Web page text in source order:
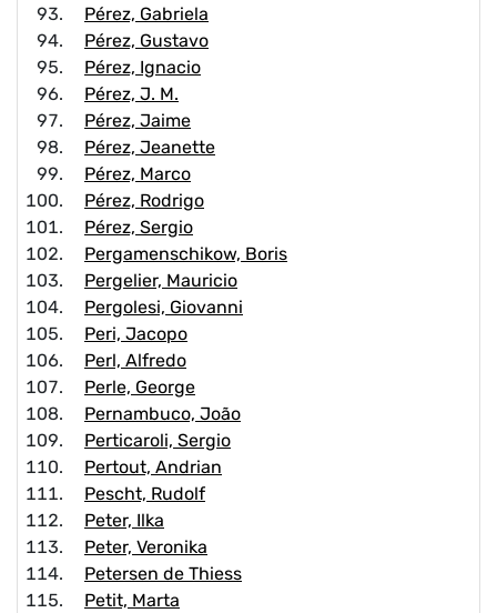
Pérez, Gabriela
Pérez, Gustavo
Pérez, Ignacio
Pérez, J. M.
Pérez, Jaime
Pérez, Jeanette
Pérez, Marco
Pérez, Rodrigo
Pérez, Sergio
Pergamenschikow, Boris
Pergelier, Mauricio
Pergolesi, Giovanni
Peri, Jacopo
Perl, Alfredo
Perle, George
Pernambuco, João
Perticaroli, Sergio
Pertout, Andrian
Pescht, Rudolf
Peter, Ilka
Peter, Veronika
Petersen de Thiess
Petit, Marta